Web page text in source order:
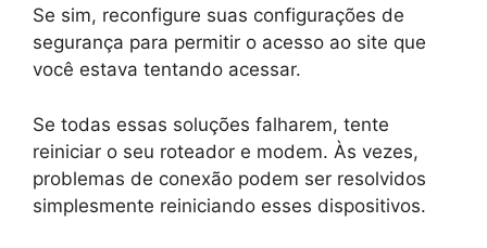
Se sim, reconfigure suas configurações de
segurança para permitir o acesso ao site que
você estava tentando acessar.
Se todas essas soluções falharem, tente
reiniciar o seu roteador e modem. Às vezes,
problemas de conexão podem ser resolvidos
simplesmente reiniciando esses dispositivos.